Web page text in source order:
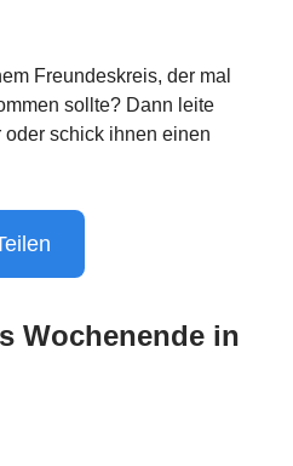
Freundeskreis, der mal
sollte? Dann leite
schick ihnen einen
Wochenende in